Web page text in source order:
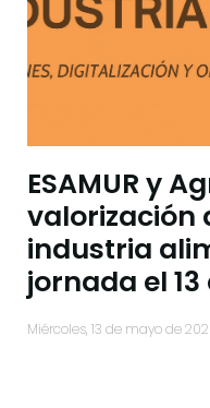
ESAMUR y
valorización
industria
jornada el
miércoles, 13 de mayo de